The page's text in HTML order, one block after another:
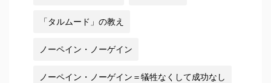
「タルムード」の教え
ノーペイン・ノーゲイン
ノーペイン・ノーゲイン＝犠牲なくして成功なし